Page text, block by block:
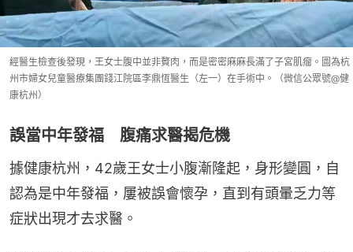
經醫生檢查後發現，王女士腹中並非贅肉，而是密密麻麻長滿了子宮肌瘤。圖為杭
州市婦女兒童醫療集團錢江院區李鼎恆醫生（左一）在手術中。（微信公眾號@健
康杭州）
誤當中年發福 腹痛求醫揭危機
據健康杭州，42歲王女士小腹漸隆起，身形變圓，自
認為是中年發福，屢被誤會懷孕，直到有頭暈乏力等
症狀出現才去求醫。